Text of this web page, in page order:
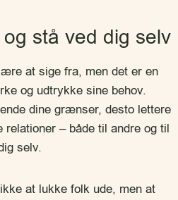
stå ved dig selv
at sige fra, men det er en
og udtrykke sine behov.
dine grænser, desto lettere
relationer – både til andre og til
selv.
at lukke folk ude, men at